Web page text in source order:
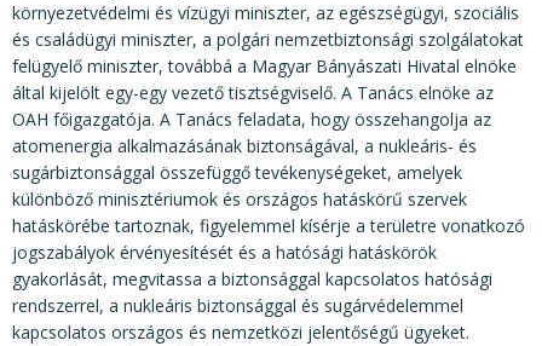
E-ÜGYINTÉZÉS
környezetvédelmi és vízügyi miniszter, az egészségügyi, szociális
és családügyi miniszter, a polgári nemzetbiztonsági szolgálatokat
felügyelő miniszter, továbbá a Magyar Bányászati Hivatal elnöke
által kijelölt egy-egy vezető tisztségviselő. A Tanács elnöke az
OAH főigazgatója. A Tanács feladata, hogy összehangolja az
atomenergia alkalmazásának biztonságával, a nukleáris- és
sugárbiztonsággal összefüggő tevékenységeket, amelyek
különböző minisztériumok és országos hatáskörű szervek
hatáskörébe tartoznak, figyelemmel kísérje a területre vonatkozó
jogszabályok érvényesítését és a hatósági hatáskörök
gyakorlását, megvitassa a biztonsággal kapcsolatos hatósági
rendszerrel, a nukleáris biztonsággal és sugárvédelemmel
kapcsolatos országos és nemzetközi jelentőségű ügyeket.